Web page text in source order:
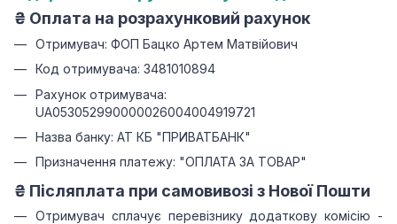
₴ Оплата на розрахунковий рахунок
Отримувач: ФОП Бацко Артем Матвійович
Код отримувача: 3481010894
Рахунок отримувача:
UA053052990000026004004919721
Назва банку: АТ КБ "ПРИВАТБАНК"
Призначення платежу: "ОПЛАТА ЗА ТОВАР"
₴ Післяплата при самовивозі з Нової Пошти
Отримувач сплачує перевізнику додаткову комісію -